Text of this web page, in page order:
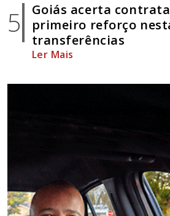
5
Goiás acerta
primeiro reforço
transferências
Ler Mais